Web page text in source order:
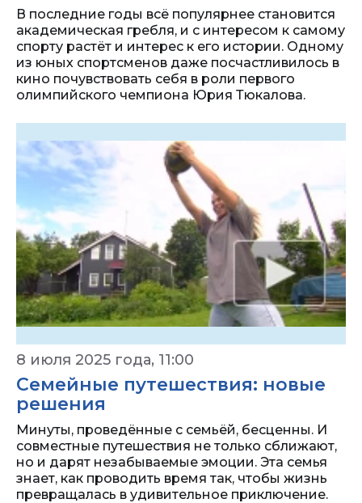
В последние годы всё популярнее становится
академическая гребля, и с интересом к самому
спорту растёт и интерес к его истории. Одному
из юных спортсменов даже посчастливилось в
кино почувствовать себя в роли первого
олимпийского чемпиона Юрия Тюкалова.
8 июля 2025 года, 11:00
Семейные путешествия: новые
решения
Минуты, проведённые с семьёй, бесценны. И
совместные путешествия не только сближают,
но и дарят незабываемые эмоции. Эта семья
знает, как проводить время так, чтобы жизнь
превращалась в удивительное приключение.